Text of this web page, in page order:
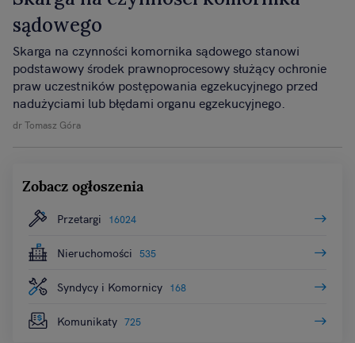
sądowego
dr Tomasz Góra
Skarga na czynności komornika sądowego stanowi
podstawowy środek prawnoprocesowy służący ochronie
praw uczestników postępowania egzekucyjnego przed
nadużyciami lub błędami organu egzekucyjnego.
Zobacz ogłoszenia
Przetargi 16024
Nieruchomości 535
Syndycy i Komornicy 168
Komunikaty 725